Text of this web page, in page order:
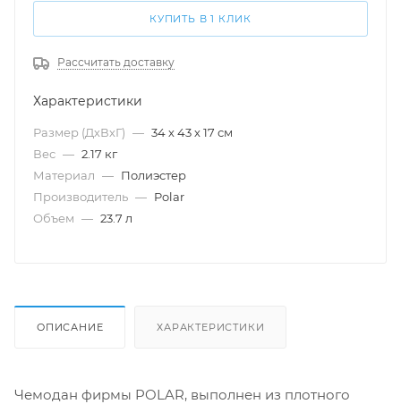
КУПИТЬ В 1 КЛИК
Рассчитать доставку
Характеристики
Размер (ДхВхГ) — 34 х 43 х 17 см
Вес — 2.17 кг
Материал — Полиэстер
Производитель — Polar
Объем — 23.7 л
ОПИСАНИЕ ХАРАКТЕРИСТИКИ
Чемодан фирмы POLAR, выполнен из плотного